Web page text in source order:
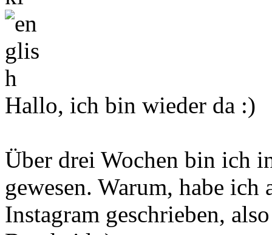
Hallo, ich bin wieder da :)
Über drei Wochen bin ich
gewesen. Warum, habe
Instagram geschrieben,